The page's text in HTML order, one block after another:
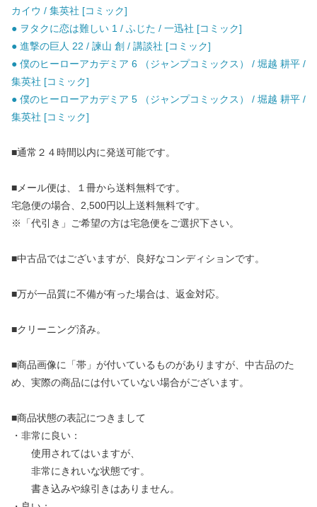
カイウ / 集英社 [コミック]
● ヲタクに恋は難しい 1 / ふじた / 一迅社 [コミック]
● 進撃の巨人 22 / 諫山 創 / 講談社 [コミック]
● 僕のヒーローアカデミア 6 （ジャンプコミックス） / 堀越 耕平 /
集英社 [コミック]
● 僕のヒーローアカデミア 5 （ジャンプコミックス） / 堀越 耕平 /
集英社 [コミック]
■通常２４時間以内に発送可能です。
■メール便は、１冊から送料無料です。
宅急便の場合、2,500円以上送料無料です。
※「代引き」ご希望の方は宅急便をご選択下さい。
■中古品ではございますが、良好なコンディションです。
■万が一品質に不備が有った場合は、返金対応。
■クリーニング済み。
■商品画像に「帯」が付いているものがありますが、中古品のた
め、実際の商品には付いていない場合がございます。
■商品状態の表記につきまして
・非常に良い：
使用されてはいますが、
非常にきれいな状態です。
書き込みや線引きはありません。